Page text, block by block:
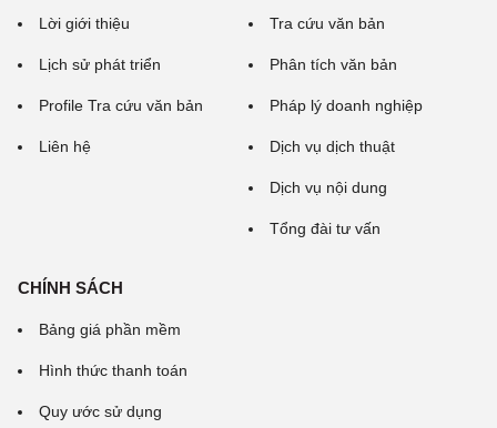
Lời giới thiệu
Lịch sử phát triển
Profile Tra cứu văn bản
Liên hệ
Tra cứu văn bản
Phân tích văn bản
Pháp lý doanh nghiệp
Dịch vụ dịch thuật
Dịch vụ nội dung
Tổng đài tư vấn
CHÍNH SÁCH
Bảng giá phần mềm
Hình thức thanh toán
Quy ước sử dụng